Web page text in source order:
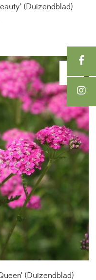
(Duizendblad)
(Duizendblad)